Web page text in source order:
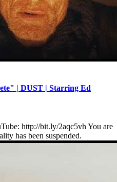
| DUST | Starring Ed
http://bit.ly/2aqc5vh You are
has been suspended.